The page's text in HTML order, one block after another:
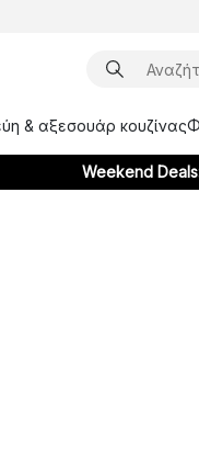
& αξεσουάρ κουζίνας
Weekend